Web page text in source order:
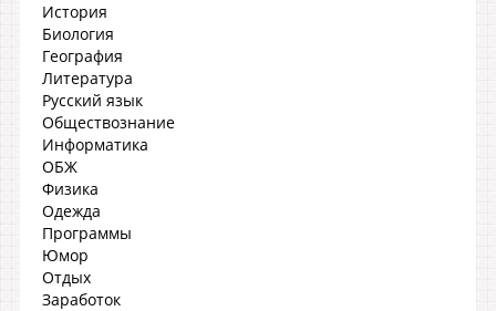
История
Биология
География
Литература
Русский язык
Обществознание
Информатика
ОБЖ
Физика
Одежда
Программы
Юмор
Отдых
Заработок